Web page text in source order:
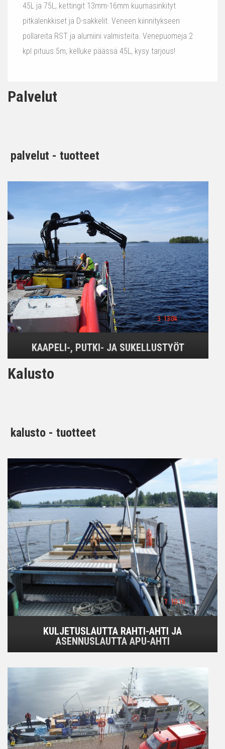
45L ja 75L, kettingit 13mm-16mm kuumasinkityt
pitkälenkkiset ja D-sakkelit. Veneen kiinnitykseen
pollareita RST ja alumiini valmisteita. Venepuomeja 2
kpl pituus 5m, kelluke päässä 45L, kysy tarjous!
Palvelut
palvelut - tuotteet
KAAPELI-, PUTKI- JA SUKELLUSTYÖT
Kalusto
kalusto - tuotteet
KULJETUSLAUTTA RAHTI-AHTI JA
ASENNUSLAUTTA APU-AHTI